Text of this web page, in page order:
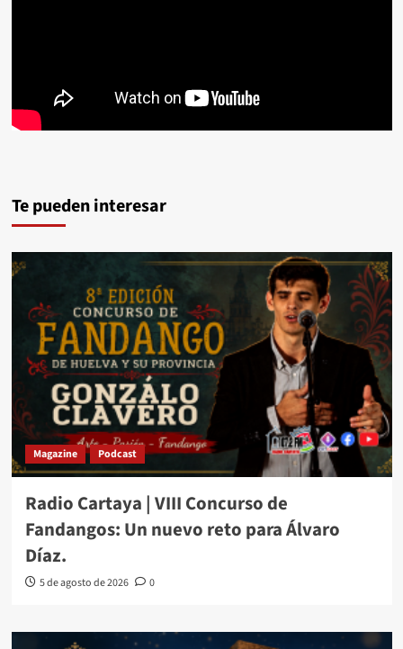
Te pueden interesar
Magazine Podcast
Radio Cartaya | VIII Concurso de
Fandangos: Un nuevo reto para Álvaro
Díaz.
5 de agosto de 2026 0